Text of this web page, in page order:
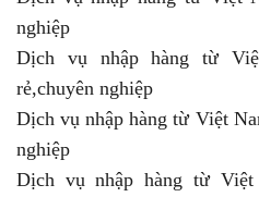
nghiệp
Dịch vụ nhập hàng từ
rẻ,chuyên nghiệp
Dịch vụ nhập hàng từ Việt
nghiệp
Dịch vụ nhập hàng từ